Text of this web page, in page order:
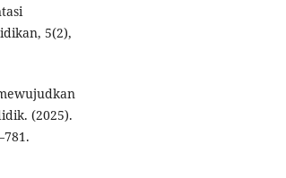
5(2),
(2025).